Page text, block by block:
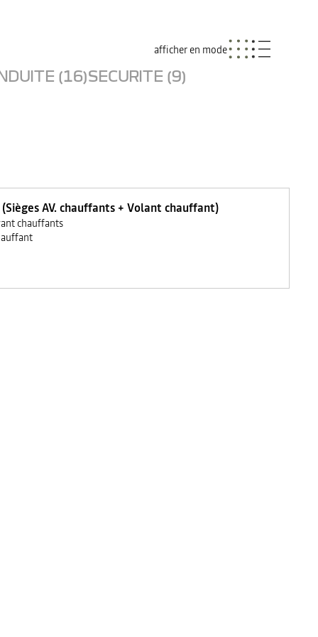
afficher en mode
(16)SECURITE (9)
(Sièges AV. chauffants + Volant chauffant)
chauffants